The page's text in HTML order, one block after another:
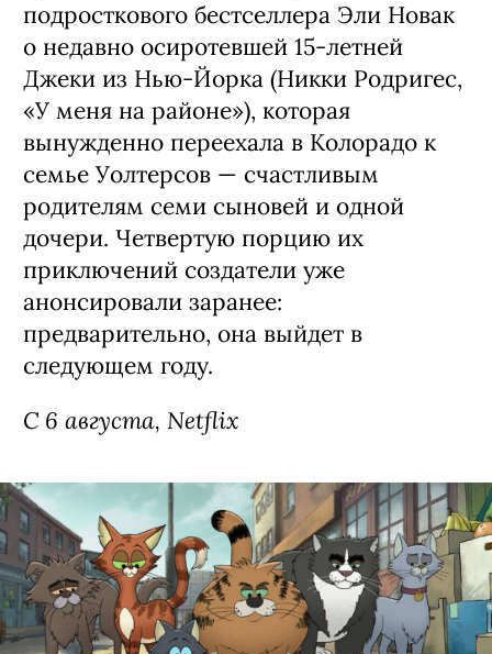
подросткового бестселлера Эли Новак
о недавно осиротевшей 15-летней
Джеки из Нью-Йорка (Никки Родригес,
«У меня на районе»), которая
вынужденно переехала в Колорадо к
семье Уолтерсов — счастливым
родителям семи сыновей и одной
дочери. Четвертую порцию их
приключений создатели уже
анонсировали заранее:
предварительно, она выйдет в
следующем году.
С 6 августа, Netflix